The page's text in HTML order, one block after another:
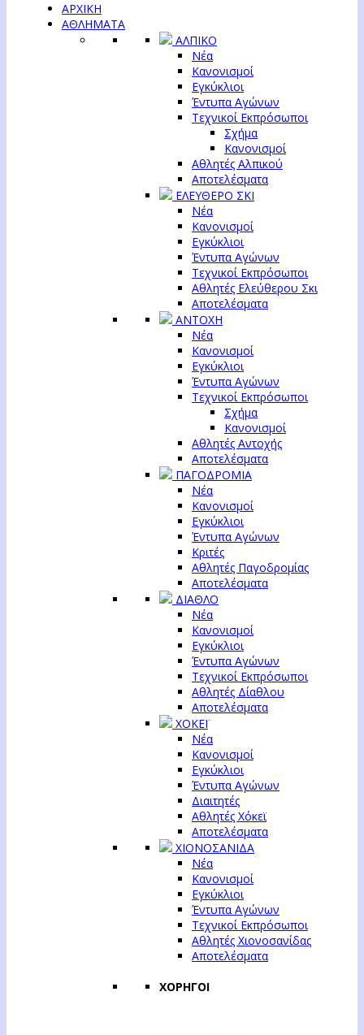
ΑΡΧΙΚΗ
ΑΘΛΗΜΑΤΑ
ΑΛΠΙΚΟ
Νέα
Κανονισμοί
Εγκύκλιοι
Έντυπα Αγώνων
Τεχνικοί Εκπρόσωποι
Σχήμα
Κανονισμοί
Αθλητές Αλπικού
Αποτελέσματα
ΕΛΕΥΘΕΡΟ ΣΚΙ
Νέα
Κανονισμοί
Εγκύκλιοι
Έντυπα Αγώνων
Τεχνικοί Εκπρόσωποι
Αθλητές Ελεύθερου Σκι
Αποτελέσματα
ΑΝΤΟΧΗ
Νέα
Κανονισμοί
Εγκύκλιοι
Έντυπα Αγώνων
Τεχνικοί Εκπρόσωποι
Σχήμα
Κανονισμοί
Αθλητές Αντοχής
Αποτελέσματα
ΠΑΓΟΔΡΟΜΙΑ
Νέα
Κανονισμοί
Εγκύκλιοι
Έντυπα Αγώνων
Κριτές
Αθλητές Παγοδρομίας
Αποτελέσματα
ΔΙΑΘΛΟ
Νέα
Κανονισμοί
Εγκύκλιοι
Έντυπα Αγώνων
Τεχνικοί Εκπρόσωποι
Αθλητές Δίαθλου
Αποτελέσματα
ΧΟΚΕΪ
Νέα
Κανονισμοί
Εγκύκλιοι
Έντυπα Αγώνων
Διαιτητές
Αθλητές Χόκεϊ
Αποτελέσματα
ΧΙΟΝΟΣΑΝΙΔΑ
Νέα
Κανονισμοί
Εγκύκλιοι
Έντυπα Αγώνων
Τεχνικοί Εκπρόσωποι
Αθλητές Χιονοσανίδας
Αποτελέσματα
ΧΟΡΗΓΟΙ